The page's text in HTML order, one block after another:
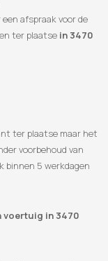
afspraak voor de
ter plaatse in 3470
ter plaatse maar het
voorbehoud van
binnen 5 werkdagen
voertuig in 3470